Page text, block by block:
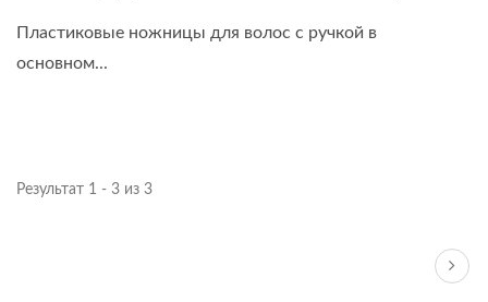
Пластиковые ножницы для волос с ручкой в
основном...
Результат 1 - 3 из 3